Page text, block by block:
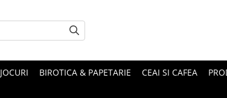
JOCURI BIROTICA & PAPETARIE CEAI SI CAFEA